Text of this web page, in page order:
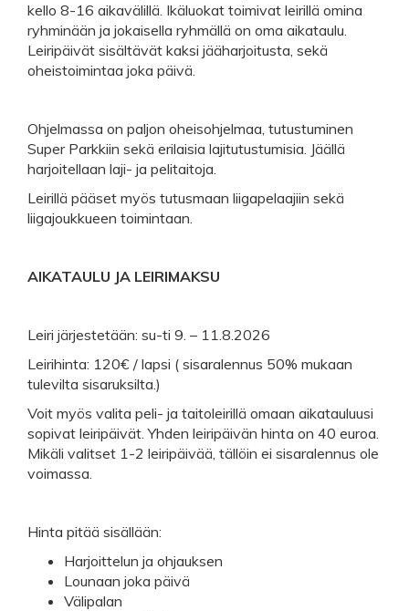
kello 8-16 aikavälillä. Ikäluokat toimivat leirillä omina
ryhminään ja jokaisella ryhmällä on oma aikataulu.
Leiripäivät sisältävät kaksi jääharjoitusta, sekä
oheistoimintaa joka päivä.
Ohjelmassa on paljon oheisohjelmaa, tutustuminen
Super Parkkiin sekä erilaisia lajitutustumisia. Jäällä
harjoitellaan laji- ja pelitaitoja.
Leirillä pääset myös tutusmaan liigapelaajiin sekä
liigajoukkueen toimintaan.
AIKATAULU JA LEIRIMAKSU
Leiri järjestetään: su-ti 9. – 11.8.2026
Leirihinta: 120€ / lapsi ( sisaralennus 50% mukaan
tulevilta sisaruksilta.)
Voit myös valita peli- ja taitoleirillä omaan aikatauluusi
sopivat leiripäivät. Yhden leiripäivän hinta on 40 euroa.
Mikäli valitset 1-2 leiripäivää, tällöin ei sisaralennus ole
voimassa.
Hinta pitää sisällään:
Harjoittelun ja ohjauksen
Lounaan joka päivä
Välipalan